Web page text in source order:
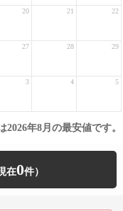
20 21 22
27 28 29
3 4 5
2026年8月の最安値です。
0